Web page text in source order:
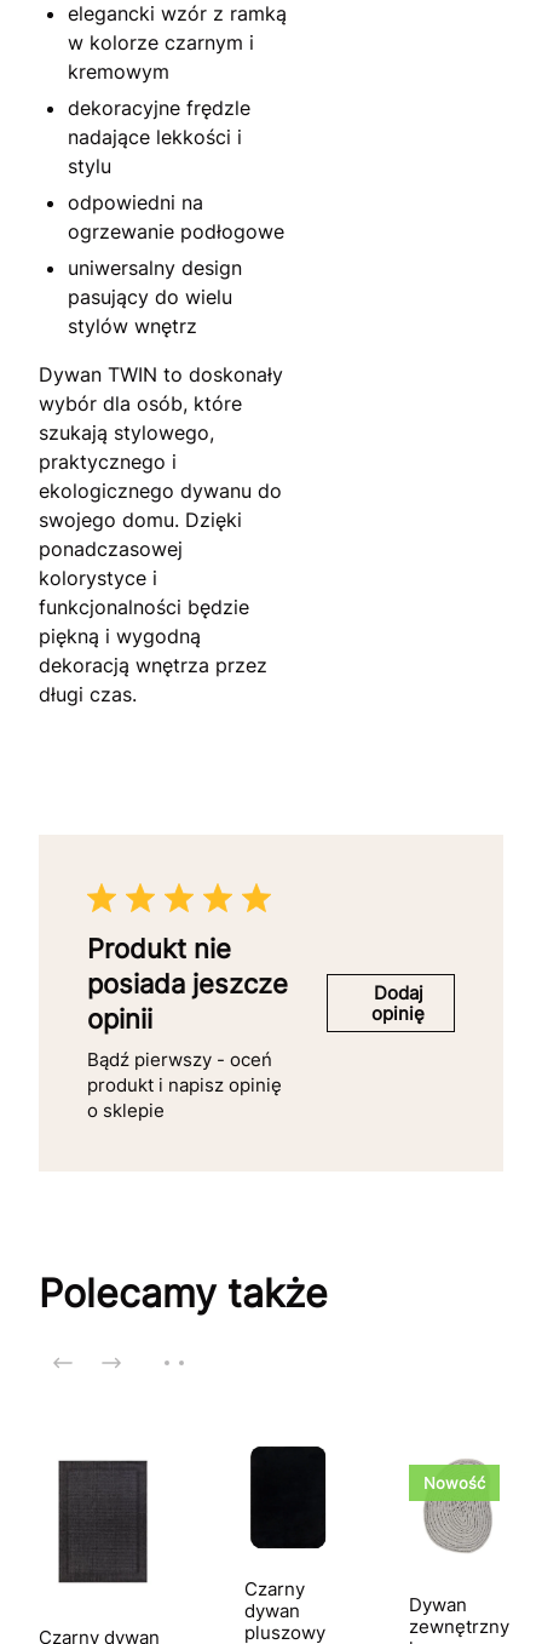
elegancki wzór z ramką
w kolorze czarnym i
kremowym
dekoracyjne frędzle
nadające lekkości i
stylu
odpowiedni na
ogrzewanie podłogowe
uniwersalny design
pasujący do wielu
stylów wnętrz
Dywan TWIN to doskonały
wybór dla osób, które
szukają stylowego,
praktycznego i
ekologicznego dywanu do
swojego domu. Dzięki
ponadczasowej
kolorystyce i
funkcjonalności będzie
piękną i wygodną
dekoracją wnętrza przez
długi czas.
Produkt nie
posiada jeszcze
opinii
Bądź pierwszy - oceń
produkt i napisz opinię
o sklepie
Dodaj
opinię
Polecamy także
Czarny dywan
Czarny
dywan
pluszowy
Nowość
Dywan
zewnętrzny